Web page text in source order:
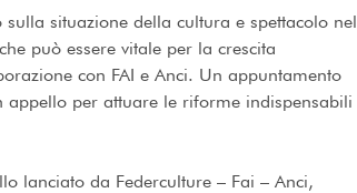
situazione della cultura e spettacolo nel
può essere vitale per la crescita
con FAI e Anci. Un appuntamento
appello per attuare le riforme indispensabili
lanciato da Federculture – Fai – Anci,